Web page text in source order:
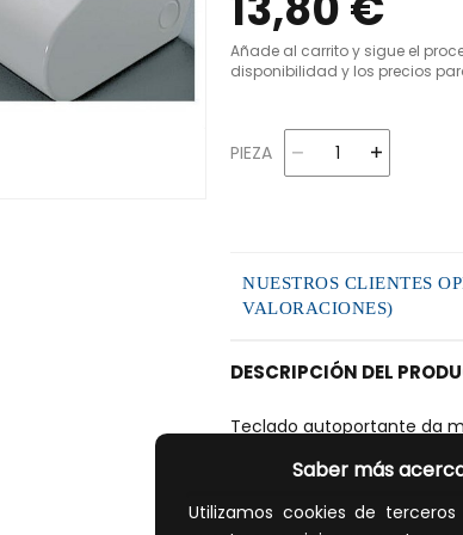
Saber más
Utilizamos cookies de
Añade al carrito y sigue el
disponibilidad y los precios
PIEZA
NUESTROS CLIENTES
VALORACIONES)
DESCRIPCIÓN DEL
Teclado autoportante da
(4+4), disponibles en dos
acabados clásicos, son la